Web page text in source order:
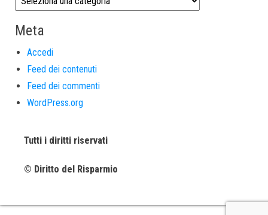
Meta
Accedi
Feed dei contenuti
Feed dei commenti
WordPress.org
Tutti i diritti riservati
© Diritto del Risparmio